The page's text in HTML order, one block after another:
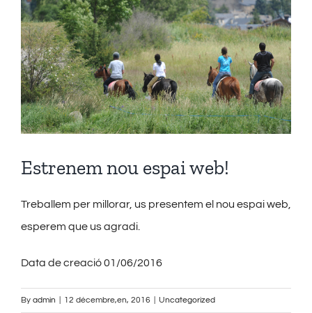
Estrenem nou espai web!
Treballem per millorar, us presentem el nou espai web,
esperem que us agradi.
Data de creació 01/06/2016
By admin 12 décembre,en, 2016 Uncategorized